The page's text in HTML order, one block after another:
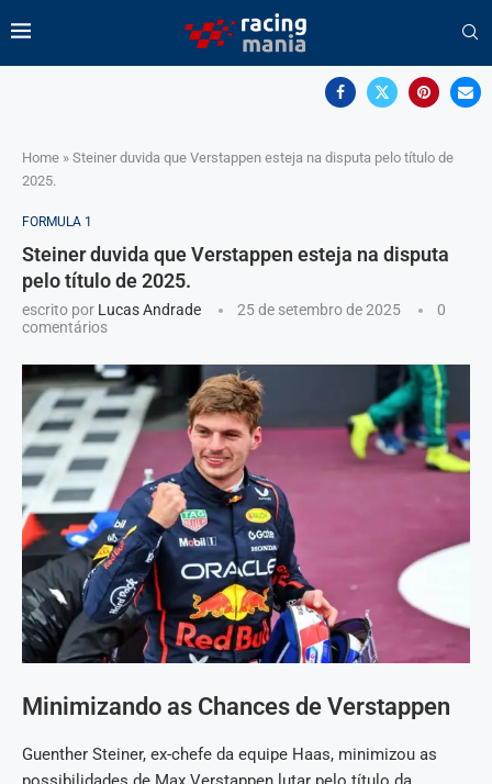
Home » Steiner duvida que Verstappen esteja na disputa pelo título de
2025.
FORMULA 1
Steiner duvida que Verstappen esteja na disputa
pelo título de 2025.
escrito por Lucas Andrade 25 de setembro de 2025
0
comentários
Minimizando as Chances de Verstappen
Guenther Steiner, ex-chefe da equipe Haas, minimizou as